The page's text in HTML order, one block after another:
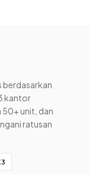
berdasarkan
kantor
unit, dan
ratusan